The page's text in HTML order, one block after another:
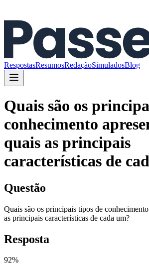
RespostasResumosRedaçãoSimuladosBlog
Quais são os
conhecimento
quais as principais
características de
Questão
Quais são os principais tipos de
as principais características de cada um?
Resposta
92%